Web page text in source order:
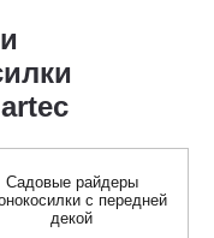
Садовые райдеры
с передней
декой